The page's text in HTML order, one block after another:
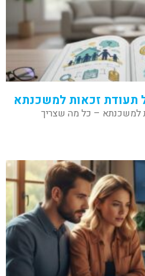
תעודת זכאות למשכנתא